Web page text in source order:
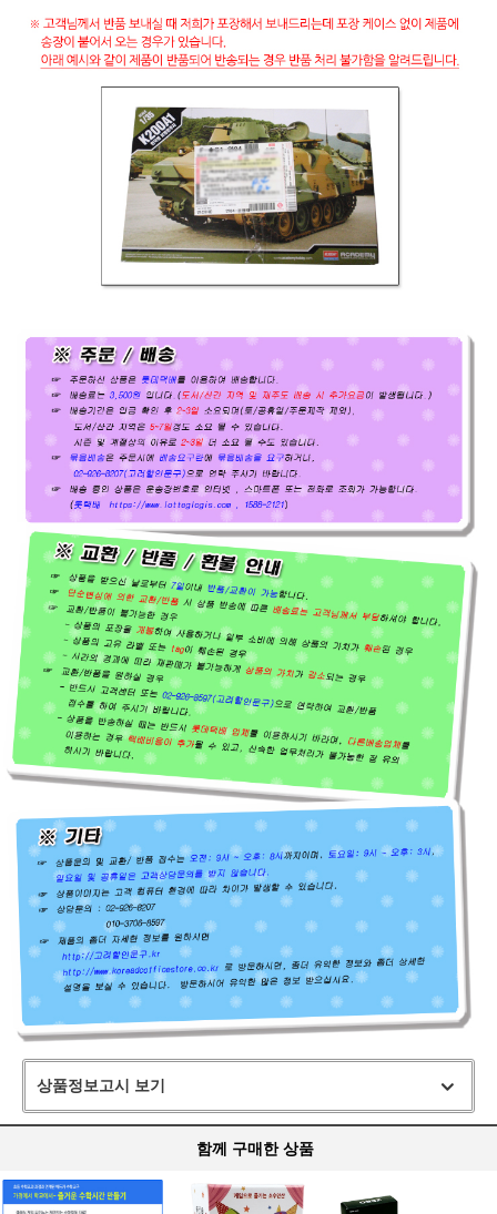
상품정보고시 보기
함께 구매한 상품